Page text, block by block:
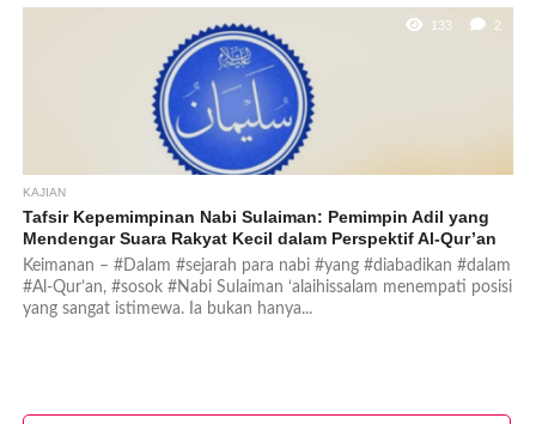
133 2
KAJIAN
Tafsir Kepemimpinan Nabi Sulaiman: Pemimpin Adil yang
Mendengar Suara Rakyat Kecil dalam Perspektif Al-Qur’an
Keimanan – #Dalam #sejarah para nabi #yang #diabadikan #dalam
#Al-Qur’an, #sosok #Nabi Sulaiman ‘alaihissalam menempati posisi
yang sangat istimewa. Ia bukan hanya...